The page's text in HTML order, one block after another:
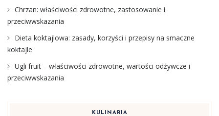
Chrzan: właściwości zdrowotne, zastosowanie i
przeciwwskazania
Dieta koktajlowa: zasady, korzyści i przepisy na smaczne
koktajle
Ugli fruit – właściwości zdrowotne, wartości odżywcze i
przeciwwskazania
KULINARIA